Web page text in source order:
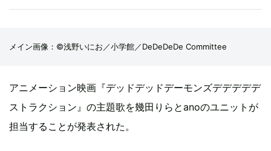
メイン画像：©浅野いにお／小学館／DeDeDeDe Committee
アニメーション映画『デッドデッドデーモンズデデデデデ
ストラクション』の主題歌を幾田りらとanoのユニットが
担当することが発表された。